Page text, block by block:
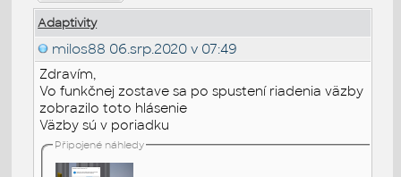
Adaptivity
milos88 06.srp.2020 v 07:49
Zdravím,
Vo funkčnej zostave sa po spustení riadenia väzby
zobrazilo toto hlásenie
Väzby sú v poriadku
Připojené náhledy